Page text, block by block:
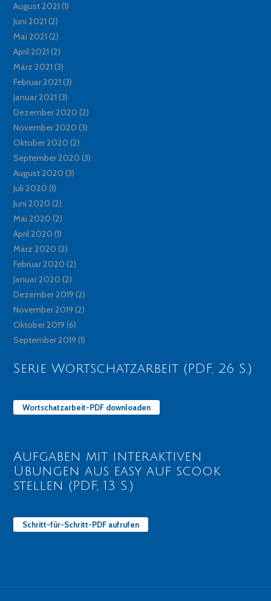
August 2021 (1)
Juni 2021 (2)
Mai 2021 (2)
April 2021 (2)
März 2021 (3)
Februar 2021 (3)
Januar 2021 (3)
Dezember 2020 (2)
November 2020 (3)
Oktober 2020 (2)
September 2020 (3)
August 2020 (3)
Juli 2020 (1)
Juni 2020 (2)
Mai 2020 (2)
April 2020 (1)
März 2020 (2)
Februar 2020 (2)
Januar 2020 (2)
Dezember 2019 (2)
November 2019 (2)
Oktober 2019 (6)
September 2019 (1)
Serie Wortschatzarbeit (PDF, 26 S.)
Wortschatzarbeit-PDF downloaden
Aufgaben mit interaktiven
Übungen aus easy auf scook
stellen (PDF, 13 S.)
Schritt-für-Schritt-PDF aufrufen